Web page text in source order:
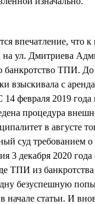
впечатление, что к
на ул. Дмитриева
банкротство ТПИ. До
взыскивала с
14 февраля 2019
процедура
в августе
суд требованием о
3 декабря 2020
ТПИ из
безуспешную
статьи. И